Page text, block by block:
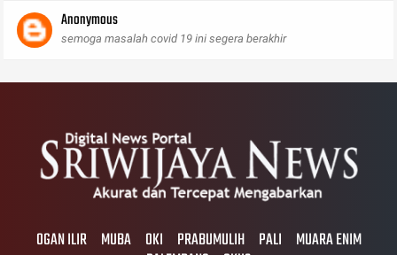
Anonymous
semoga masalah covid 19 ini segera berakhir
OGAN ILIR MUBA OKI PRABUMULIH PALI MUARA ENIM